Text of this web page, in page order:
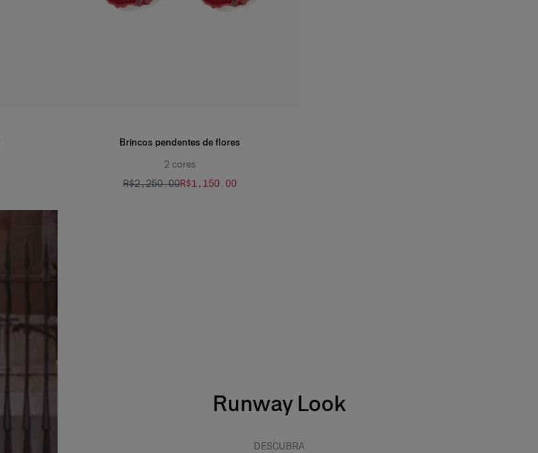
Brincos pendentes de flores
2 cores
R$‌2,250.00R$‌1,150.00
Runway Look
DESCUBRA